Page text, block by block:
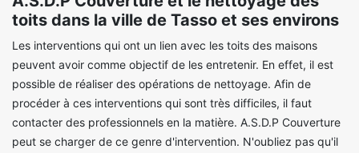
toits dans la ville de Tasso et ses environs
Les interventions qui ont un lien avec les toits des maisons
peuvent avoir comme objectif de les entretenir. En effet, il est
possible de réaliser des opérations de nettoyage. Afin de
procéder à ces interventions qui sont très difficiles, il faut
contacter des professionnels en la matière. A.S.D.P Couverture
peut se charger de ce genre d'intervention. N'oubliez pas qu'il